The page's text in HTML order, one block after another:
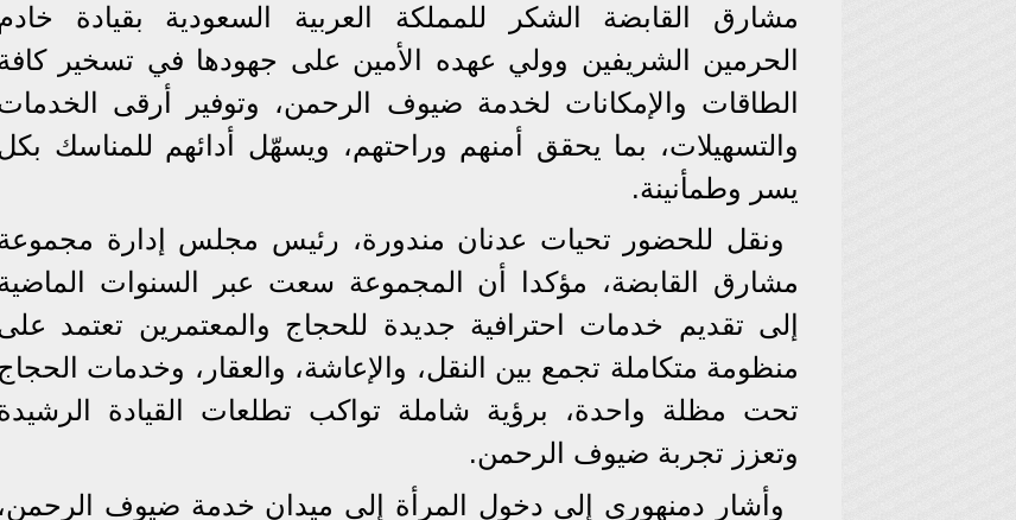
مشارق القابضة الشكر للمملكة العربية السعودية بقيادة
الحرمين الشريفين وولي عهده الأمين على جهودها في تسخير
الطاقات والإمكانات لخدمة ضيوف الرحمن، وتوفير أرقى
والتسهيلات، بما يحقق أمنهم وراحتهم، ويسهّل أدائهم للمناسك
يسر وطمأنينة.
ونقل للحضور تحيات عدنان مندورة، رئيس مجلس إدارة
مشارق القابضة، مؤكدا أن المجموعة سعت عبر السنوات
إلى تقديم خدمات احترافية جديدة للحجاج والمعتمرين تعتمد
منظومة متكاملة تجمع بين النقل، والإعاشة، والعقار، وخدمات
تحت مظلة واحدة، برؤية شاملة تواكب تطلعات القيادة
وتعزز تجربة ضيوف الرحمن.
وأشار دمنهوري إلى دخول المرأة إلى ميدان خدمة ضيوف الرحمن،